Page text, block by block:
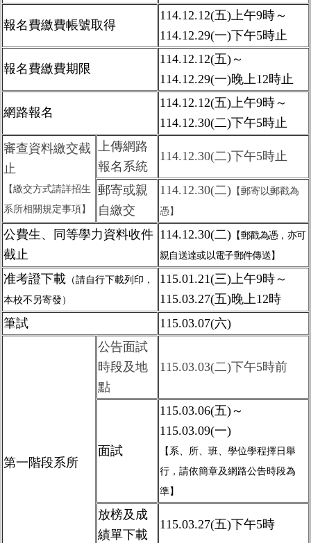
報名費繳費帳號取得
114.12.12(五)上午9時～
114.12.29(一)下午5時止
報名費繳費期限
114.12.12(五)～
114.12.29(一)晚上12時止
網路報名
114.12.12(五)上午9時～
114.12.30(二)下午5時止
審查資料繳交截
止
【繳交方式請詳招生
系所相關 規定事項】
上傳網路
報名系統
114.12.30(二)下午5時止
郵寄或親
自繳交
114.12.30(二) 【郵寄以郵戳為
憑】
公費生、同等學力資料收件
截止
114.12.30(二) 【郵戳為憑，亦可
親自送達或以電子郵件傳送】
准考證下載 （請自行下載列印，
本校不另寄發）
115.01.21(三)上午9時～
115.03.27(五)晚上12時
筆試
115.03.07(六)
第一階段系所
公告面試
時段及地
點
115.03.03(二)下午5時前
面試
115.03.06(五)～
115.03.09(一)
【系、所、班、學位學程擇日舉
行，請依簡章及網路公告時段為
準】
放榜及成
績單下載
115.03.27(五)下午5時